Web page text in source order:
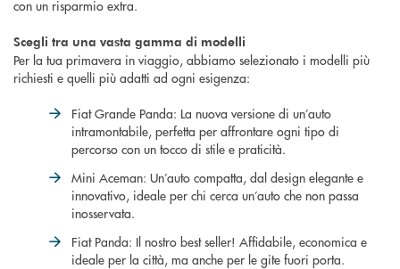
con un risparmio extra.
Scegli tra una vasta gamma di modelli
Per la tua primavera in viaggio, abbiamo selezionato i modelli più
richiesti e quelli più adatti ad ogni esigenza:
Fiat Grande Panda: La nuova versione di un’auto
intramontabile, perfetta per affrontare ogni tipo di
percorso con un tocco di stile e praticità.
Mini Aceman: Un’auto compatta, dal design elegante e
innovativo, ideale per chi cerca un’auto che non passa
inosservata.
Fiat Panda: Il nostro best seller! Affidabile, economica e
ideale per la città, ma anche per le gite fuori porta.